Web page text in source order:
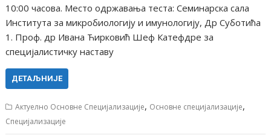
10:00 часова. Место одржавања теста: Семинарска сала
Института за микробиологију и имунологију, Др Суботића
1. Проф. др Ивана Ћирковић Шеф Катефдре за
специјалистичку наставу
ДЕТАЉНИЈЕ
Актуелно Основне Специјализације, Основне специјализације,
Специјализације